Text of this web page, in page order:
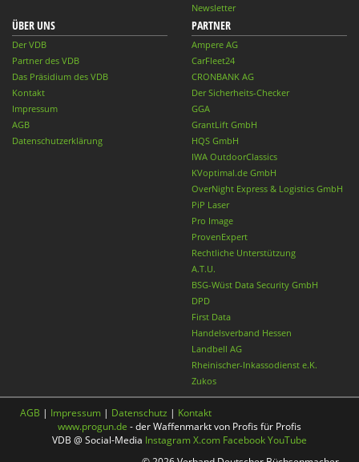
Newsletter
ÜBER UNS
Der VDB
Partner des VDB
Das Präsidium des VDB
Kontakt
Impressum
AGB
Datenschutzerklärung
PARTNER
Ampere AG
CarFleet24
CRONBANK AG
Der Sicherheits-Checker
GGA
GrantLift GmbH
HQS GmbH
IWA OutdoorClassics
KVoptimal.de GmbH
OverNight Express & Logistics GmbH
PiP Laser
Pro Image
ProvenExpert
Rechtliche Unterstützung
A.T.U.
BSG-Wüst Data Security GmbH
DPD
First Data
Handelsverband Hessen
Landbell AG
Rheinischer-Inkassodienst e.K.
Zukos
AGB | Impressum | Datenschutz | Kontakt
www.progun.de - der Waffenmarkt von Profis für Profis
VDB @ Social-Media InstagramX.com FacebookYouTube